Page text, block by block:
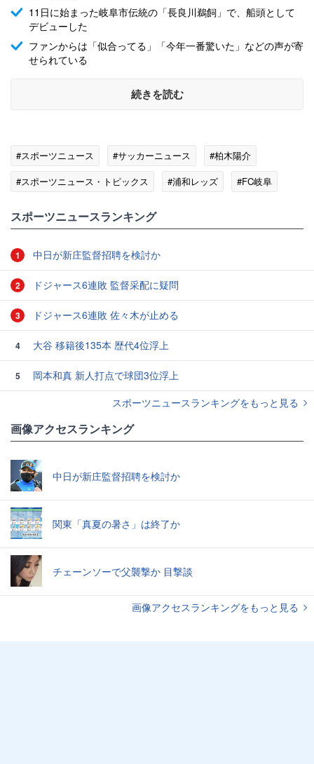
11日に始まった岐阜市伝統の「長良川鵜飼」で、船頭として
デビューした
ファンからは「似合ってる」「今年一番驚いた」などの声が寄
せられている
続きを読む
#スポーツニュース #サッカーニュース
#柏木陽介
#スポーツニュース・トピックス
#浦和レッズ
#FC岐阜
スポーツニュースランキング
1 中日が新庄監督招聘を検討か
2 ドジャース6連敗 監督采配に疑問
3 ドジャース6連敗 佐々木が止める
4 大谷 移籍後135本 歴代4位浮上
5
岡本和真 新人打点で球団3位浮上
スポーツニュースランキングをもっと見る
画像アクセスランキング
中日が新庄監督招聘を検討か
関東「真夏の暑さ」は終了か
チェーンソーで父襲撃か 目撃談
画像アクセスランキングをもっと見る